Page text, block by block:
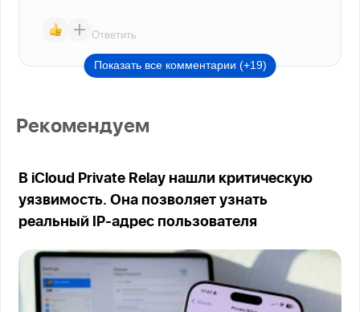
Ответить
Показать все комментарии (+19)
Рекомендуем
В iCloud Private Relay нашли критическую
уязвимость. Она позволяет узнать
реальный IP-адрес пользователя